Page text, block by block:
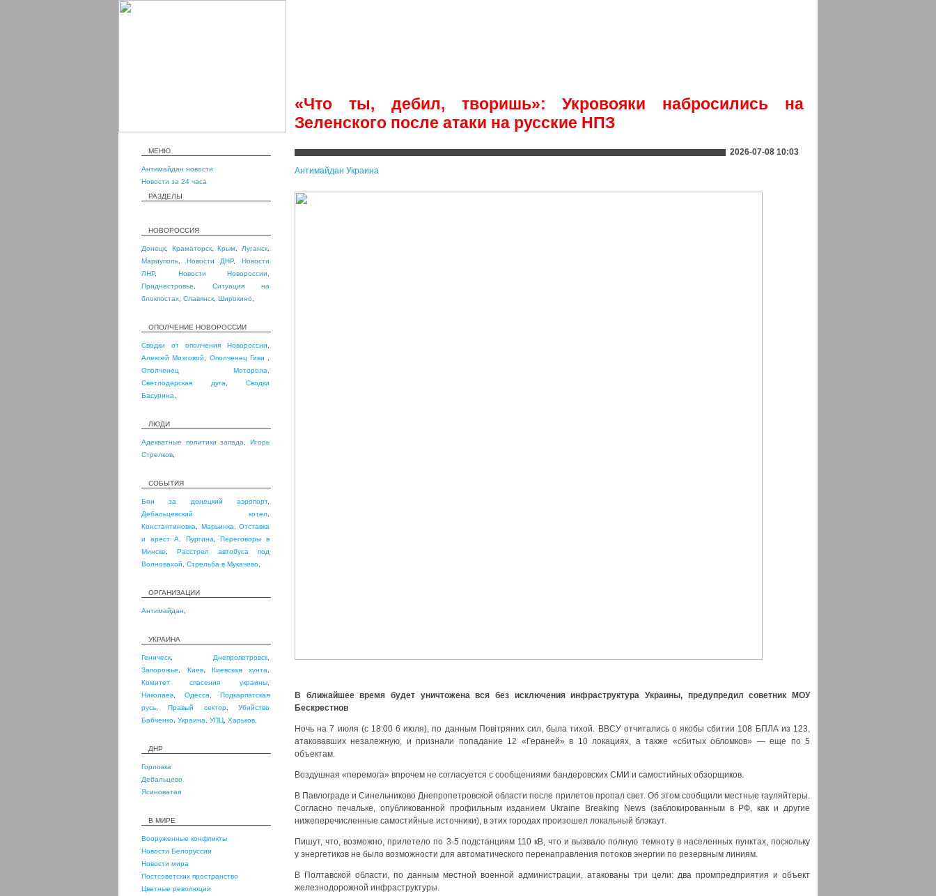
«Что ты, дебил, творишь»: Укровояки набросились на
Зеленского после атаки на русские НПЗ
МЕНЮ
Антимайдан новости
Новости за 24 часа
РАЗДЕЛЫ
НОВОРОССИЯ
Донецк Краматорск,Крым Луганск
Мариуполь
Новости ДНР,Новости
ЛНР, Новости Новороссии
Приднестровье
Ситуация на
блокпостах Славянск Широкино
ОПОЛЧЕНИЕ НОВОРОССИИ
Сводки от ополчения Новороссии
Алексей Мозговой
Ополченец Гиви
Ополченец Моторола
Светлодарская дуга
Сводки
Басурина
ЛЮДИ
Адекватные политики запада ,Игорь
Стрелков
СОБЫТИЯ
Бои за донецкий аэропорт,
Дебальцевский котел
Константиновка
Марьинка
Отставка
и арест А. Пургина ,Переговоры в
Минске
Расстрел автобуса под
Волновахой
Стрельба в Мукачево
ОРГАНИЗАЦИИ
Антимайдан
УКРАИНА
Геническ Днепропетровск
Запорожье
Киев,Киевская хунта
Комитет спасения украины
Николаев
Одесса
Подкарпатская
русь ,Правый сектор,Убийство
Бабченко Украина УПЦ Харьков
ДНР
Горловка
Дебальцево
Ясиноватая
В МИРЕ
Вооруженные конфликты
Новости Белоруссии
Новости мира
Постсоветских пространство
Цветные революции
2026-07-08 10:03
Антимайдан Украина
В ближайшее время будет уничтожена вся без исключения инфраструктура Украины, предупредил советник МОУ
Бескрестнов
Ночь на 7 июля (с 18:00 6 июля), по данным Повiтряних сил, была тихой. ВВСУ отчитались о якобы сбитии 108 БПЛА из 123,
атаковавших незалежную, и признали попадание 12 «Гераней» в 10 локациях, а также «сбитых обломков» — еще по 5
объектам.
Воздушная «перемога» впрочем не согласуется с сообщениями бандеровских СМИ и самостийных обзорщиков.
В Павлограде и Синельниково Днепропетровской области после прилетов пропал свет. Об этом сообщили местные гауляйтеры.
Согласно печальке, опубликованной профильным изданием Ukraine Breaking News (заблокированным в РФ, как и другие
нижеперечисленные самостийные источники), в этих городах произошел локальный блэкаут.
Пишут, что, возможно, прилетело по 3-5 подстанциям 110 кВ, что и вызвало полную темноту в населенных пунктах, поскольку
у энергетиков не было возможности для автоматического перенаправления потоков энергии по резервным линиям.
В Полтавской области, по данным местной военной администрации, атакованы три цели: два промпредприятия и объект
железнодорожной инфраструктуры.